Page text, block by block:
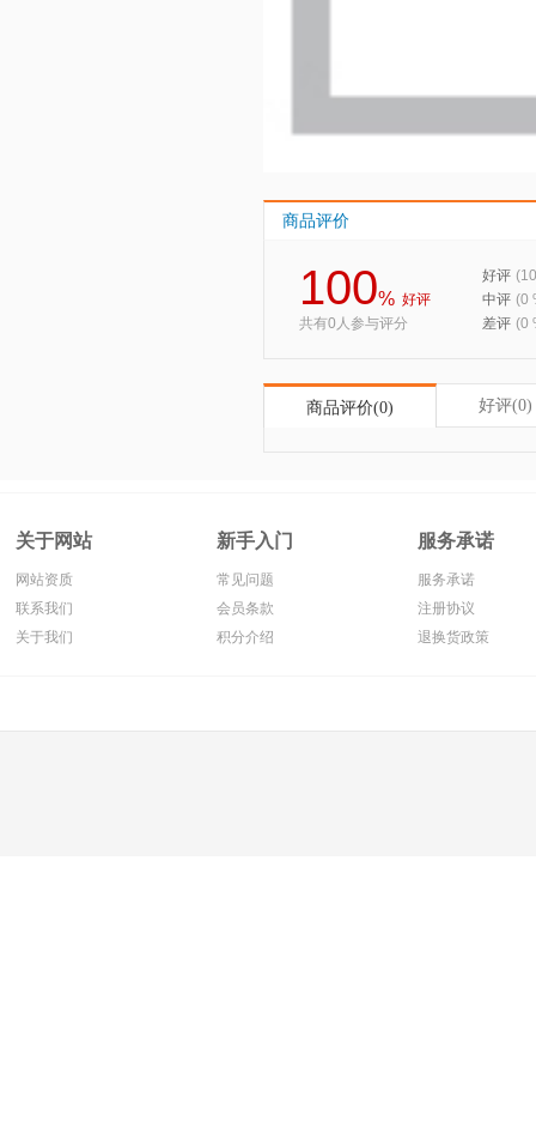
商品评价
100% 好评
共有0人参与评分
好评
中评 (0
差评 (0
商品评价(0) 好评(0)
关于网站
网站资质
联系我们
关于我们
新手入门
常见问题
会员条款
积分介绍
服务承诺
服务承诺
注册协议
退换货政策